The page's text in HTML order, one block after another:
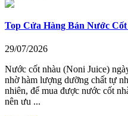
Top Cửa Hàng Bán Nước
29/07/2026
Nước cốt nhàu (Noni Juice)
nhờ hàm lượng dưỡng chất tự
nhiên, để mua được nước cốt
nên ưu ...